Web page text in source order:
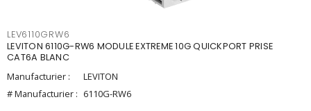
LEV6110GRW6
LEVITON 6110G-RW6 MODULE EXTREME 10G QUICKPORT PRISE
CAT6A BLANC
Manufacturier :
LEVITON
# Manufacturier : 6110G-RW6